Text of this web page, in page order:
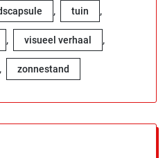
, tuin ,
, visueel verhaal ,
, zonnestand